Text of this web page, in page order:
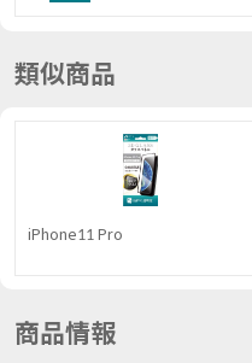
類似商品
iPhone11 Pro
商品情報